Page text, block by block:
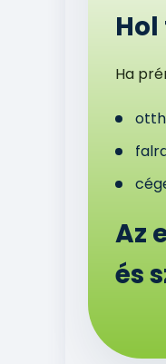
Ha
Az
és